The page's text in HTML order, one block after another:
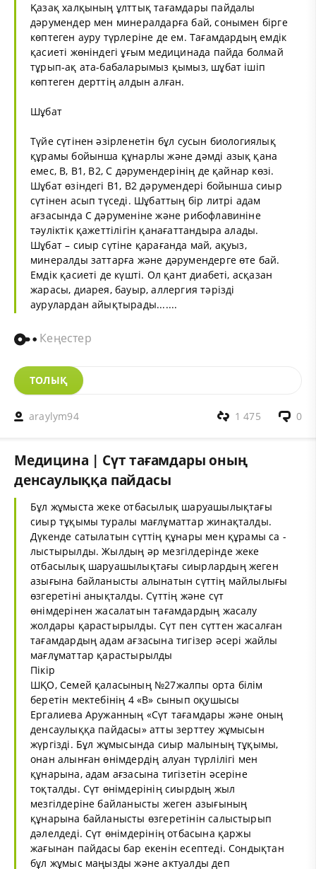
Қазақ халқының ұлттық тағамдары пайдалы
дәрумендер мен минералдарға бай, сонымен бірге
көптеген ауру түрлеріне де ем. Тағамдардың емдік
қасиеті жөніндегі ұғым медицинада пайда болмай
тұрып-ақ ата-бабаларымыз қымыз, шұбат ішіп
көптеген дерттің алдын алған.
Шұбат
Түйе сүтінен әзірленетін бұл сусын биологиялық
құрамы бойынша құнарлы және дәмді азық қана
емес, В, В1, В2, С дәрумендерінің де қайнар көзі.
Шұбат өзіндегі В1, В2 дәрумендері бойынша сиыр
сүтінен асып түседі. Шұбаттың бір литрі адам
ағзасында С дәруменіне және рибофлавиніне
тәуліктік қажеттілігін қанағаттандыра алады.
Шұбат – сиыр сүтіне қарағанда май, ақуыз,
минералды заттарға және дәрумендерге өте бай.
Емдік қасиеті де күшті. Ол қант диабеті, асқазан
жарасы, диарея, бауыр, аллергия тәрізді
аурулардан айықтырады.......
Кеңестер
ТОЛЫҚ
araylym94 0
1 475
Медицина | Сүт тағамдары оның
денсаулыққа пайдасы
Бұл жұмыста жеке отбасылық шаруашылықтағы
сиыр тұқымы туралы мағлұматтар жинақталды.
Дүкенде сатылатын сүттің құнары мен құрамы са -
лыстырылды. Жылдың әр мезгілдерінде жеке
отбасылық шаруашылықтағы сиырлардың жеген
азығына байланысты алынатын сүттің майлылығы
өзгеретіні анықталды. Сүттің және сүт
өнімдерінен жасалатын тағамдардың жасалу
жолдары қарастырылды. Сүт пен сүттен жасалған
тағамдардың адам ағзасына тигізер әсері жайлы
мағлұматтар қарастырылды
Пікір
ШҚО, Семей қаласының №27жалпы орта білім
беретін мектебінің 4 «В» сынып оқушысы
Ергалиева Аружанның «Сүт тағамдары және оның
денсаулыққа пайдасы» атты зерттеу жұмысын
жүргізді. Бұл жұмысында сиыр малының тұқымы,
онан алынған өнімдердің алуан түрлілігі мен
құнарына, адам ағзасына тигізетін әсеріне
тоқталды. Сүт өнімдерінің сиырдың жыл
мезгілдеріне байланысты жеген азығының
құнарына байланысты өзгеретінін салыстырып
дәлелдеді. Сүт өнімдерінің отбасына қаржы
жағынан пайдасы бар екенін есептеді. Сондықтан
бұл жұмыс маңызды және актуалды деп